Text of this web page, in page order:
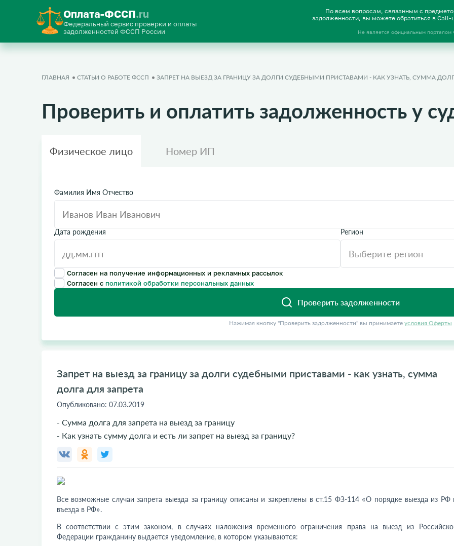
Оплата-ФССП.ru
Федеральный сервис проверки и оплаты
задолженностей ФССП России
По всем вопросам, связанным с
задолженности, вы можете обратиться в
Не является официальным
ГЛАВНАЯ СТАТЬИ О РАБОТЕ ФССП ЗАПРЕТ НА ВЫЕЗД ЗА ГРАНИЦУ ЗА ДОЛГИ СУДЕБНЫМИ ПРИСТАВАМИ - КАК УЗНАТЬ, СУММА
Проверить и оплатить задолженность у
Физическое лицо Номер ИП
Фамилия Имя Отчество
Дата рождения Регион
Согласен на получение информационных и рекламных рассылок
Согласен с политикой обработки персональных данных
Проверить задолженности
Нажимая кнопку "Проверить задолженности" вы принимаете условия Оферты
Запрет на выезд за границу за долги судебными приставами - как узнать, сумма
долга для запрета
Опубликовано: 07.03.2019
- Сумма долга для запрета на выезд за границу
- Как узнать сумму долга и есть ли запрет на выезд за границу?
Все возможные случаи запрета выезда за границу описаны и закреплены в ст.15 ФЗ-114 «О порядке выезда из РФ
въезда в РФ».
В соответствии с этим законом, в случаях наложения временного ограничения права на выезд из
Федерации гражданину выдается уведомление, в котором указываются: